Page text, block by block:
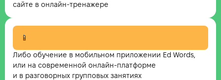
сайте в онлайн-тренажере
📱
Либо обучение в мобильном приложении Ed Words,
или на современной онлайн-платформе
и в разговорных групповых занятиях